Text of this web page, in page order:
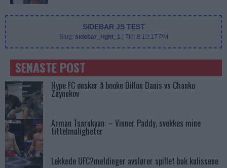
SIDEBAR JS TEST
Slug: sidebar_right_1 | Tid: 8:10:17 PM
SENASTE POST
Hype FC ønsker å booke Dillon Danis vs Chanko
Zaynukov
Arman Tsarukyan: – Vinner Paddy, svekkes mine
tittelmuligheter
Lekkede UFC?meldinger avslører spillet bak kulissene